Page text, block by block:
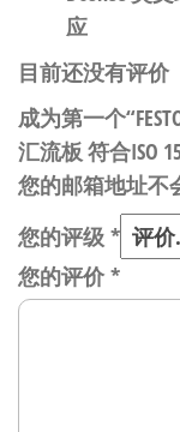
应
目前还没有评价
成为第一个
汇流板 符合ISO
您的邮箱地址不
您的评级 *
您的评价*